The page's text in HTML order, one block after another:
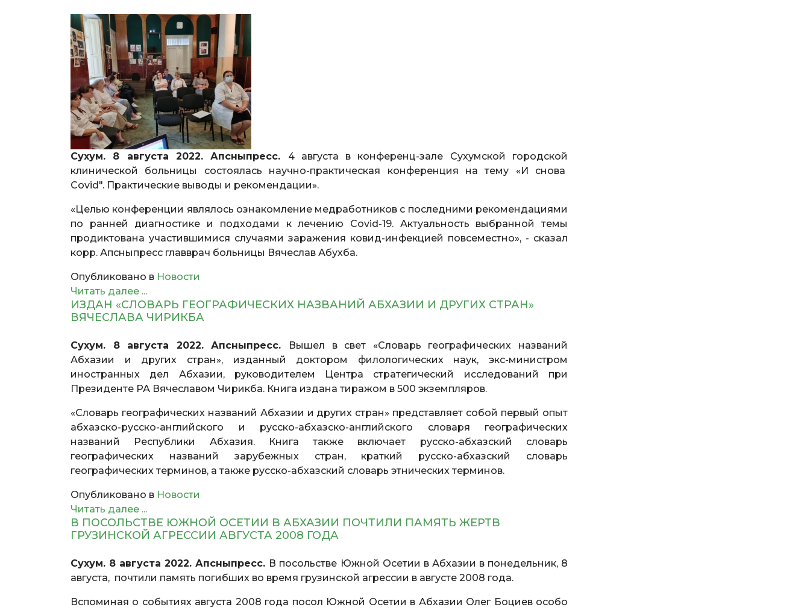
Сухум. 8 августа 2022. Апсныпресс. 4 августа в конференц-зале Сухумской городской
клинической больницы состоялась научно-практическая конференция на тему «И снова
Covid". Практические выводы и рекомендации».
«Целью конференции являлось ознакомление медработников с последними рекомендациями
по ранней диагностике и подходами к лечению Covid-19. Актуальность выбранной темы
продиктована участившимися случаями заражения ковид-инфекцией повсеместно», - сказал
корр. Апсныпресс главврач больницы Вячеслав Абухба.
Опубликовано в Новости
Читать далее ...
ИЗДАН «СЛОВАРЬ ГЕОГРАФИЧЕСКИХ НАЗВАНИЙ АБХАЗИИ И ДРУГИХ СТРАН»
ВЯЧЕСЛАВА ЧИРИКБА
Сухум. 8 августа 2022. Апсныпресс.
Вышел в свет «Словарь географических названий
Абхазии и других стран», изданный доктором филологических наук, экс-министром
иностранных дел Абхазии, руководителем Центра стратегический исследований при
Президенте РА Вячеславом Чирикба. Книга издана тиражом в 500 экземпляров.
«Словарь географических названий Абхазии и других стран» представляет собой первый опыт
абхазско-русско-английского и русско-абхазско-английского словаря географических
названий Республики Абхазия. Книга также включает русско-абхазский словарь
географических названий зарубежных стран, краткий русско-абхазский словарь
географических терминов, а также русско-абхазский словарь этнических терминов.
Опубликовано в Новости
Читать далее ...
В ПОСОЛЬСТВЕ ЮЖНОЙ ОСЕТИИ В АБХАЗИИ ПОЧТИЛИ ПАМЯТЬ ЖЕРТВ
ГРУЗИНСКОЙ АГРЕССИИ АВГУСТА 2008 ГОДА
Сухум. 8 августа 2022. Апсныпресс. В посольстве Южной Осетии в Абхазии в понедельник, 8
августа, почтили память погибших во время грузинской агрессии в августе 2008 года.
Вспоминая о событиях августа 2008 года посол Южной Осетии в Абхазии Олег Боциев особо